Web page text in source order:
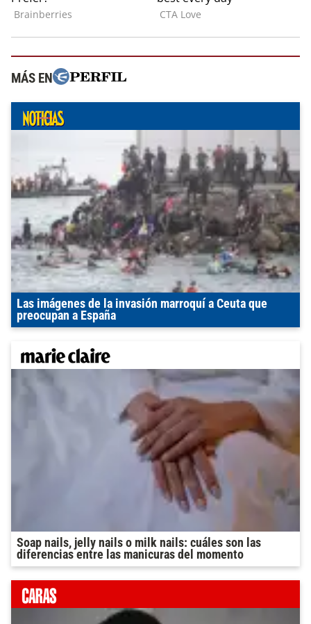
MÁS EN
Las imágenes de la invasión marroquí a Ceuta que
preocupan a España
Soap nails, jelly nails o milk nails: cuáles son las
diferencias entre las manicuras del momento